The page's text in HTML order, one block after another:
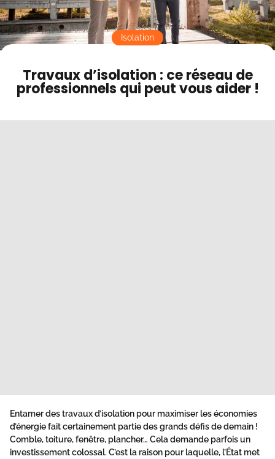
Travaux d’isolation : ce réseau de
professionnels qui peut vous aider !
Isolation
Entamer des travaux d’isolation pour maximiser les économies
d’énergie fait certainement partie des grands défis de demain !
Comble, toiture, fenêtre, plancher… Cela demande parfois un
investissement colossal. C’est la raison pour laquelle, l’État met